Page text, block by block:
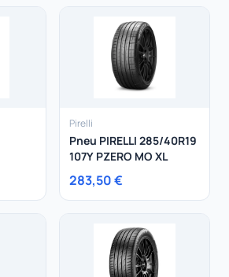
Pirelli
Pneu PIRELLI 285/40R19
107Y PZERO MO XL
283,50 €